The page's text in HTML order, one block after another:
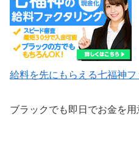
給料を先にもらえる七福神
ブラックでも即日でお金を用